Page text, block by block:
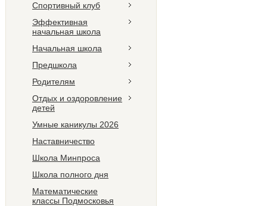
Спортивный клуб
Эффективная
начальная школа
Начальная школа
Предшкола
Родителям
Отдых и оздоровление
детей
Умные каникулы 2026
Наставничество
Школа Минпроса
Школа полного дня
Математические
классы Подмосковья